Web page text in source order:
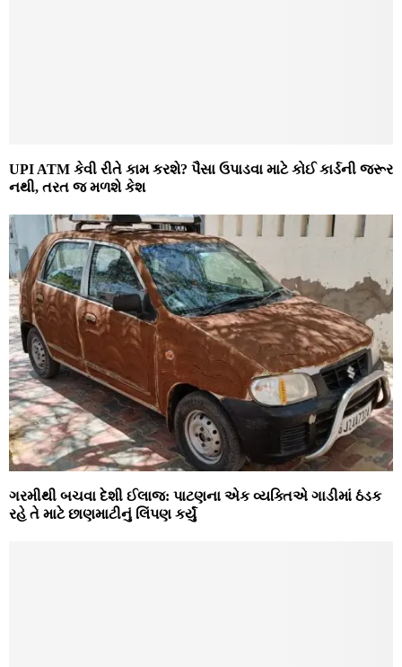
UPI ATM કેવી રીતે કામ કરશે? પૈસા ઉપાડવા માટે કોઈ કાર્ડની જરૂર
નથી, તરત જ મળશે કેશ
ગરમીથી બચવા દેશી ઈલાજ: પાટણના એક વ્યક્તિએ ગાડીમાં ઠંડક
રહે તે માટે છાણમાટીનું લિંપણ કર્યું